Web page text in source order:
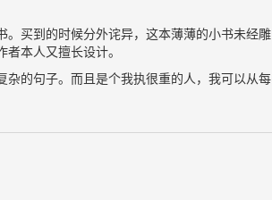
买到的时候分外诧异，这本薄薄的小书未经雕
本人又擅长设计。
的句子。而且是个我执很重的人，我可以从每